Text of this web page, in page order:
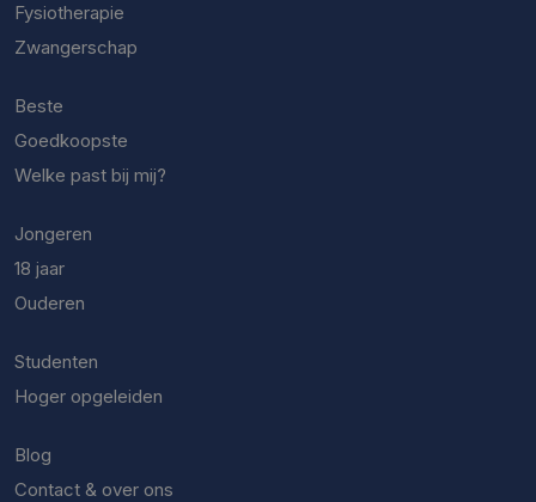
Fysiotherapie
Zwangerschap
Beste
Goedkoopste
Welke past bij mij?
Jongeren
18 jaar
Ouderen
Studenten
Hoger opgeleiden
Blog
Contact & over ons